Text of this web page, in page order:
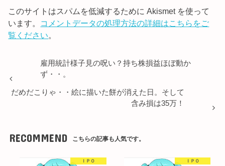
このサイトはスパムを低減するために Akismet を使って
います。 コメントデータの処理方法の詳細はこちらをご
覧ください。
雇用統計様子見の呪い？持ち株損益ほぼ動か
ず・・。
だめだこりゃ・・絵に描いた餅が消えた日。そして
含み損は35万！
RECOMMEND こちらの記事も人気です。
ＩＰＯ ＩＰＯ